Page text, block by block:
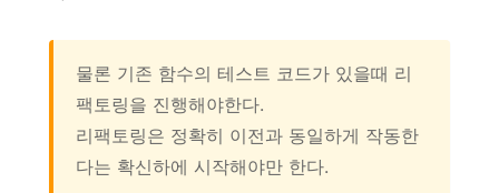
물론 기존 함수의 테스트 코드가 있을때 리
팩토링을 진행해야한다.
리팩토링은 정확히 이전과 동일하게 작동한
다는 확신하에 시작해야만 한다.